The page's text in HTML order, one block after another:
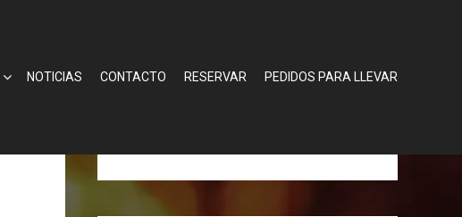
NOTICIAS CONTACTO RESERVAR PEDIDOS PARA LLEVAR
RESERVA TU MESA